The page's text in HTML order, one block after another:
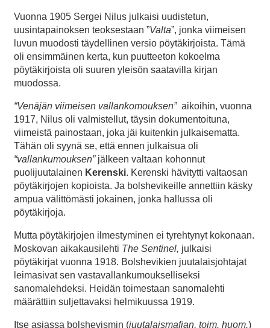
Vuonna 1905 Sergei Nilus julkaisi uudistetun,
uusintapainoksen teoksestaan ”Valta”, jonka viimeisen
luvun muodosti täydellinen versio pöytäkirjoista. Tämä
oli ensimmäinen kerta, kun puutteeton kokoelma
pöytäkirjoista oli suuren yleisön saatavilla kirjan
muodossa.
“Venäjän viimeisen vallankomouksen”aikoihin, vuonna
1917, Nilus oli valmistellut, täysin dokumentoituna,
viimeistä painostaan, joka jäi kuitenkin julkaisematta.
Tähän oli syynä se, että ennen julkaisua oli
“vallankumouksen” jälkeen valtaan kohonnut
puolijuutalainen Kerenski. Kerenski hävitytti valtaosan
pöytäkirjojen kopioista. Ja bolshevikeille annettiin käsky
ampua välittömästi jokainen, jonka hallussa oli
pöytäkirjoja.
Mutta pöytäkirjojen ilmestyminen ei tyrehtynyt kokonaan.
Moskovan aikakausilehti The Sentinel, julkaisi
pöytäkirjat vuonna 1918. Bolshevikien juutalaisjohtajat
leimasivat sen vastavallankumoukselliseksi
sanomalehdeksi. Heidän toimestaan sanomalehti
määrättiin suljettavaksi helmikuussa 1919.
Itse asiassa bolshevismin (juutalaismafian, toim. huom.)